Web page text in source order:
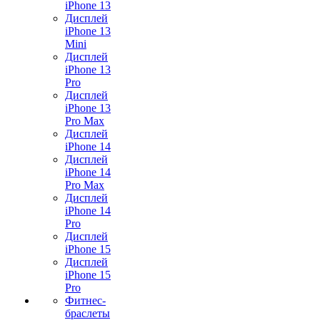
iPhone 13
Дисплей
iPhone 13
Mini
Дисплей
iPhone 13
Pro
Дисплей
iPhone 13
Pro Max
Дисплей
iPhone 14
Дисплей
iPhone 14
Pro Max
Дисплей
iPhone 14
Pro
Дисплей
iPhone 15
Дисплей
iPhone 15
Pro
Фитнес-
браслеты